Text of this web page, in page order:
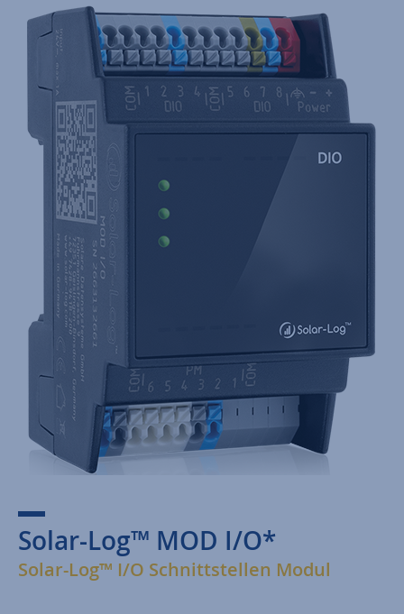
Solar-Log™ MOD I/O*
Solar-Log™ I/O Schnittstellen Modul